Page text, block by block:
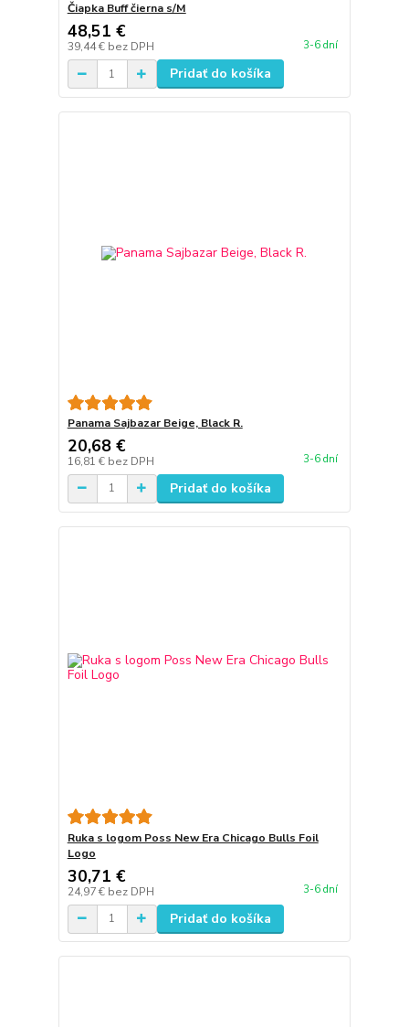
Čiapka Buff čierna s/M
48,51 €
39,44 € bez DPH 3-6 dní
Pridať do košíka
Panama Sajbazar Beige, Black R.
20,68 €
16,81 € bez DPH 3-6 dní
Pridať do košíka
Ruka s logom Poss New Era Chicago Bulls Foil
Logo
30,71 €
24,97 € bez DPH 3-6 dní
Pridať do košíka